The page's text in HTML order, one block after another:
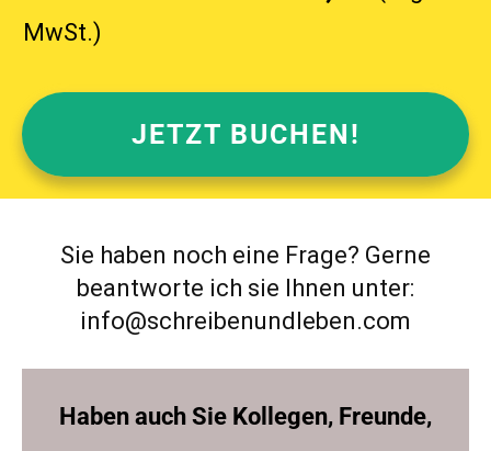
MwSt.)
JETZT BUCHEN!
Sie haben noch eine Frage? Gerne
beantworte ich sie Ihnen unter:
info@schreibenundleben.com
Haben auch Sie Kollegen, Freunde,